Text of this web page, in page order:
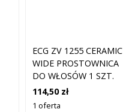
ECG ZV 1255 CERAMIC
WIDE PROSTOWNICA
DO WŁOSÓW 1 SZT.
114,50 zł
1 oferta